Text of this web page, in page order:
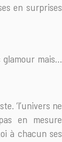
en surprises
glamour mais…
‘l’univers ne
en mesure
à chacun ses